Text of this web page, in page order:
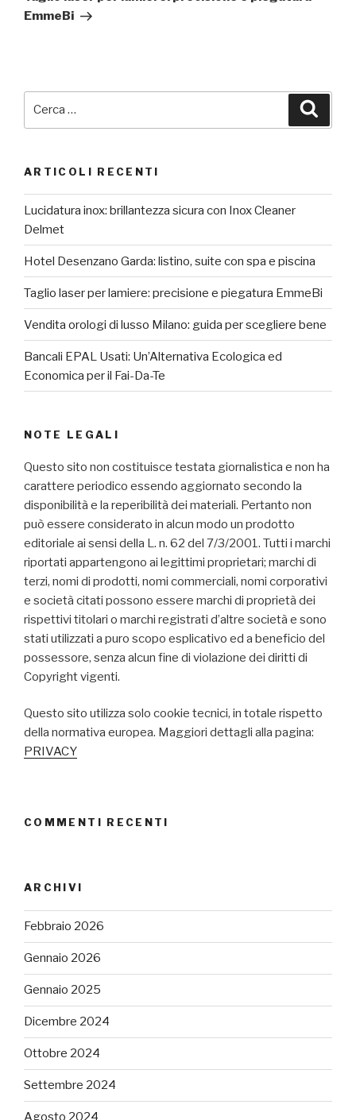
EmmeBi
ARTICOLI RECENTI
Lucidatura inox: brillantezza sicura con Inox Cleaner
Delmet
Hotel Desenzano Garda: listino, suite con spa e piscina
Taglio laser per lamiere: precisione e piegatura EmmeBi
Vendita orologi di lusso Milano: guida per scegliere bene
Bancali EPAL Usati: Un’Alternativa Ecologica ed
Economica per il Fai-Da-Te
NOTE LEGALI
Questo sito non costituisce testata giornalistica e non ha
carattere periodico essendo aggiornato secondo la
disponibilità e la reperibilità dei materiali. Pertanto non
può essere considerato in alcun modo un prodotto
editoriale ai sensi della L. n. 62 del 7/3/2001. Tutti i marchi
riportati appartengono ai legittimi proprietari; marchi di
terzi, nomi di prodotti, nomi commerciali, nomi corporativi
e società citati possono essere marchi di proprietà dei
rispettivi titolari o marchi registrati d’altre società e sono
stati utilizzati a puro scopo esplicativo ed a beneficio del
possessore, senza alcun fine di violazione dei diritti di
Copyright vigenti.
Questo sito utilizza solo cookie tecnici, in totale rispetto
della normativa europea. Maggiori dettagli alla pagina:
PRIVACY
COMMENTI RECENTI
ARCHIVI
Febbraio 2026
Gennaio 2026
Gennaio 2025
Dicembre 2024
Ottobre 2024
Settembre 2024
Agosto 2024